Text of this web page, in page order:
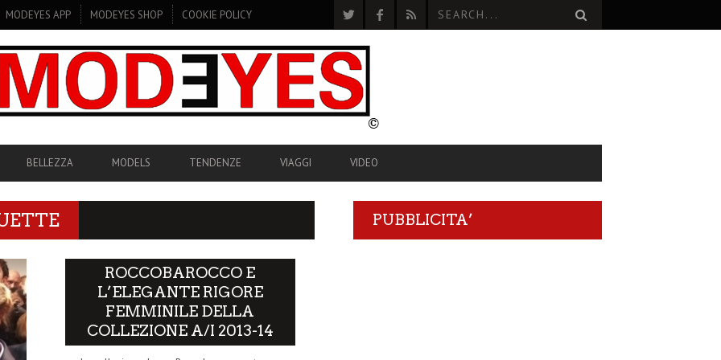
MODEYES APP MODEYES SHOP COOKIE POLICY
BELLEZZA MODELS TENDENZE VIAGGI VIDEO
ROCCOBAROCCO E
L’ELEGANTE RIGORE
FEMMINILE DELLA
COLLEZIONE A/I 2013-14
PUBBLICITA’